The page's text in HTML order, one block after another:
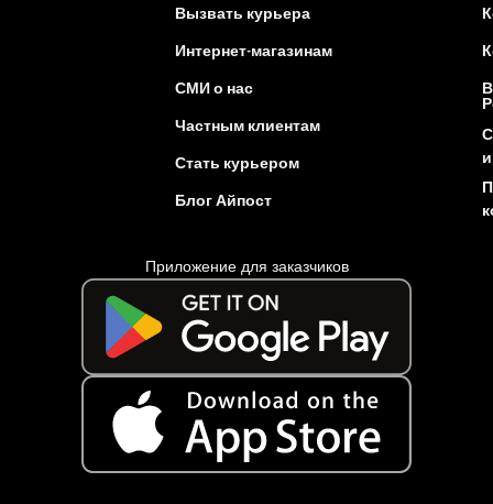
Вызвать курьера
Интернет-магазинам
СМИ о нас
Частным клиентам
Стать курьером
Блог Айпост
Приложение для заказчиков